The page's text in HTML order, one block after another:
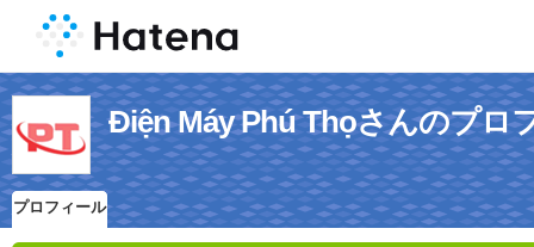
Điện Máy Phú Thọさんのプロ
プロフィール